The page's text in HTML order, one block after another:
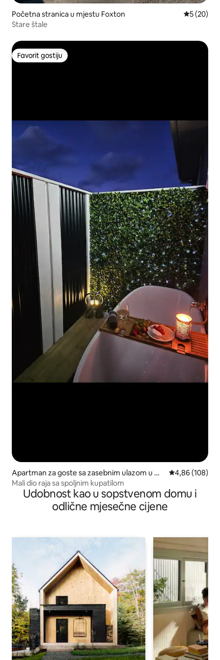
Početna stranica u mjestu Foxton prosječna
5 (20)
Stare štale
Favorit gostiju
Favorit gostiju
Apartman za goste sa zasebnim ulazom u mj
estu Himatangi Beach
prosječna
4,86 (108)
Mali dio raja sa spoljnim kupatilom
Udobnost kao u sopstvenom domu i
odlične mjesečne cijene